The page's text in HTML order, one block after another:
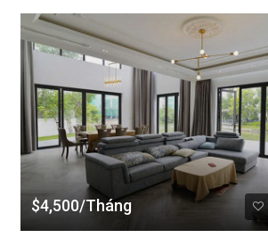
$4,500/Tháng